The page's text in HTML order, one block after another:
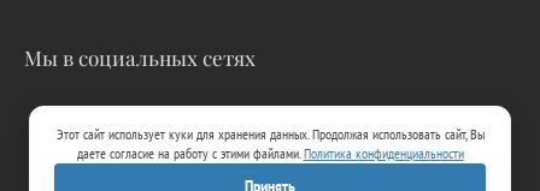
Мы в социальных сетях
Этот сайт использует куки для хранения данных. Продолжая использовать сайт, Вы
даете согласие на работу с этими файлами.Политика конфиденциальности
Принять